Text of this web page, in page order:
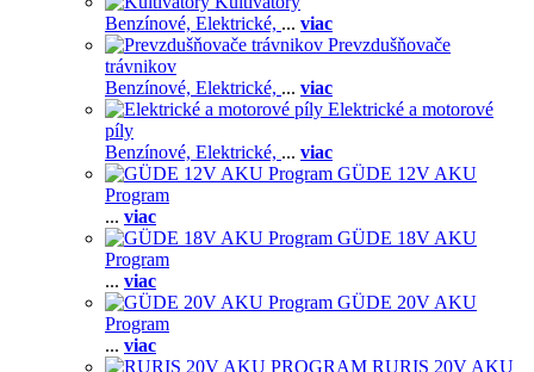
Benzínové, Elektrické, ... viac
Prevzdušňovače
trávnikov
Benzínové, Elektrické, ... viac
Elektrické a motorové
píly
Benzínové, Elektrické, ... viac
GÜDE 12V AKU
Program
... viac
GÜDE 18V AKU
Program
... viac
GÜDE 20V AKU
Program
... viac
RURIS 20V AKU